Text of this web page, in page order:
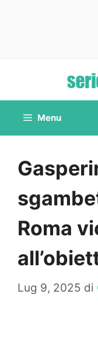
contenuto
Menu
Roma
Lug 9, 2025 di